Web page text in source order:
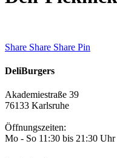
Share
Share Share Share Pin
DeliBurgers
Akademiestraße 39
76133 Karlsruhe
Öffnungszeiten:
Mo - So 11:30 bis 21:30 Uhr